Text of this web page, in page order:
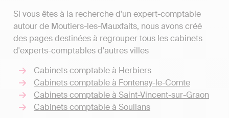
Si vous êtes à la recherche d'un expert-comptable
autour de Moutiers-les-Mauxfaits, nous avons créé
des pages destinées à regrouper tous les cabinets
d'experts-comptables d'autres villes
Cabinets comptable à Herbiers
Cabinets comptable à Fontenay-le-Comte
Cabinets comptable à Saint-Vincent-sur-Graon
Cabinets comptable à Soullans